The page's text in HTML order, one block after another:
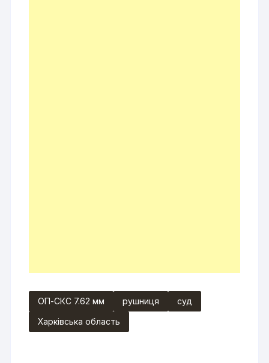
ОП-СКС 7.62 мм рушниця
суд
Харківська область